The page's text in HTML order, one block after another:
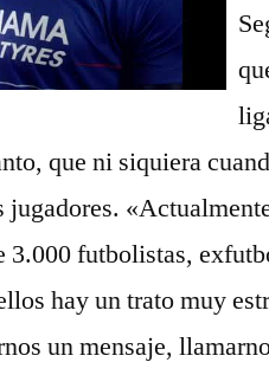
que ni siquiera
jugadores.
3.000 futbolistas,
hay un trato muy
un mensaje,